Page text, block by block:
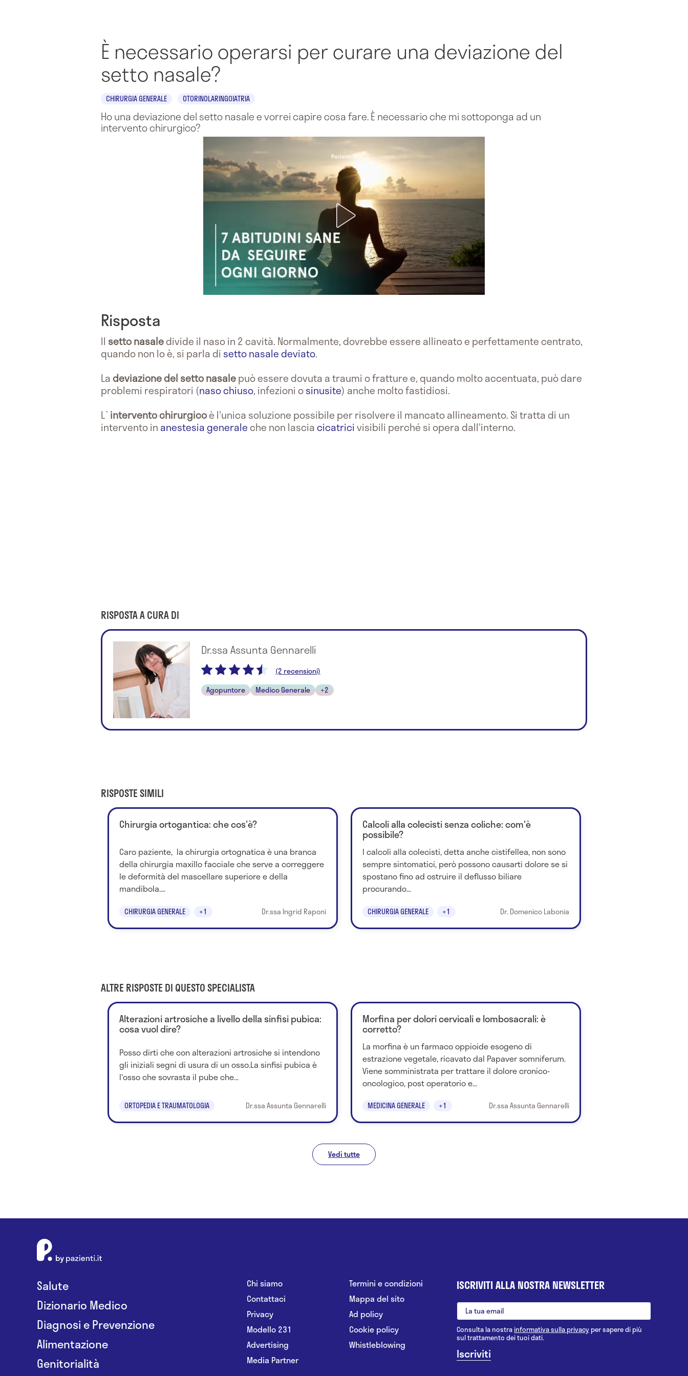
È necessario operarsi per curare una deviazione del
setto nasale?
CHIRURGIA GENERALE OTORINOLARINGOIATRIA
Ho una deviazione del setto nasale e vorrei capire cosa fare. È necessario che mi sottoponga ad un
intervento chirurgico?
Risposta
Il setto nasaledivide il naso in 2 cavità. Normalmente, dovrebbe essere allineato e perfettamente centrato,
quando non lo è, si parla di setto nasale deviato.
Ladeviazione del setto nasalepuò essere dovuta a traumi o fratture e, quando molto accentuata, può dare
problemi respiratori (naso chiuso, infezioni osinusite) anche molto fastidiosi.
L`intervento chirurgicoè l'unica soluzione possibile per risolvere il mancato allineamento. Si tratta di un
intervento in anestesia generaleche non lasciacicatricivisibili perché si opera dall'interno.
RISPOSTA A CURA DI
Dr.ssa Assunta Gennarelli
(2 recensioni)
Agopuntore
Medico Generale +2
RISPOSTE SIMILI
Chirurgia ortogantica: che cos'è?
Caro paziente, la chirurgia ortognatica è una branca
della chirurgia maxillo facciale che serve a correggere
le deformità del mascellare superiore e della
mandibola....
CHIRURGIA GENERALE +1 Dr.ssa Ingrid Raponi
Calcoli alla colecisti senza coliche: com'è
possibile?
I calcoli alla colecisti, detta anche cistifellea, non sono
sempre sintomatici, però possono causarti dolore se si
spostano fino ad ostruire il deflusso biliare
procurando...
CHIRURGIA GENERALE +1 Dr. Domenico Labonia
ALTRE RISPOSTE DI QUESTO SPECIALISTA
Alterazioni artrosiche a livello della sinfisi pubica:
cosa vuol dire?
Posso dirti che con alterazioni artrosiche si intendono
gli iniziali segni di usura di un osso.La sinfisi pubica è
l'osso che sovrasta il pube che...
ORTOPEDIA E TRAUMATOLOGIA Dr.ssa Assunta Gennarelli
Morfina per dolori cervicali e lombosacrali: è
corretto?
La morfina è un farmaco oppioide esogeno di
estrazione vegetale, ricavato dal Papaver somniferum.
Viene somministrata per trattare il dolore cronico-
oncologico, post operatorio e...
MEDICINA GENERALE +1 Dr.ssa Assunta Gennarelli
Vedi tutte
Salute
Dizionario Medico
Diagnosi e Prevenzione
Alimentazione
Genitorialità
Chi siamo
Contattaci
Privacy
Modello 231
Advertising
Media Partner
Termini e condizioni
Mappa del sito
Ad policy
Cookie policy
Whistleblowing
ISCRIVITI ALLA NOSTRA NEWSLETTER
Consulta la nostrainformativa sulla privacy per sapere di più
sul trattamento dei tuoi dati.